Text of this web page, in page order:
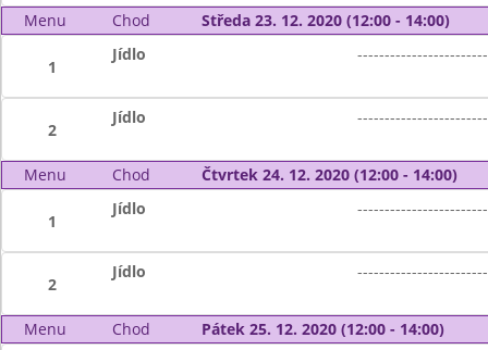
Menu Chod Středa 23. 12. 2020 (12:00 - 14:00)
1
Jídlo
2
Jídlo
Menu Chod Čtvrtek 24. 12. 2020 (12:00 - 14:00)
1
Jídlo
2
Jídlo
Menu Chod Pátek 25. 12. 2020 (12:00 - 14:00)